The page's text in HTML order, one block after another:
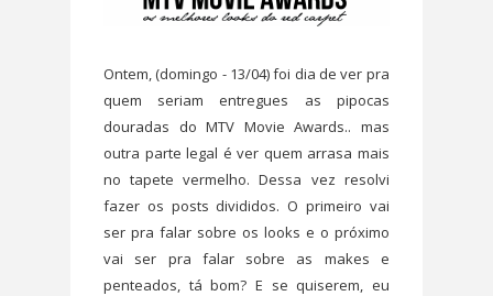
Ontem, (domingo - 13/04) foi dia de ver pra
quem seriam entregues as pipocas
douradas do MTV Movie Awards.. mas
outra parte legal é ver quem arrasa mais
no tapete vermelho. Dessa vez resolvi
fazer os posts divididos. O primeiro vai
ser pra falar sobre os looks e o próximo
vai ser pra falar sobre as makes e
penteados, tá bom? E se quiserem, eu